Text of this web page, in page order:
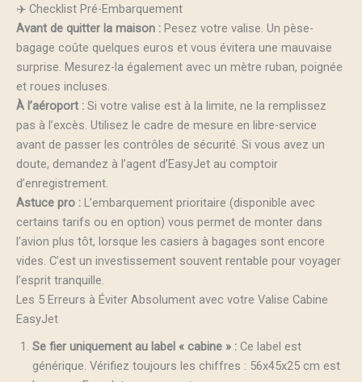
✈️ Checklist Pré-Embarquement
Avant de quitter la maison : Pesez votre valise. Un pèse-
bagage coûte quelques euros et vous évitera une mauvaise
surprise. Mesurez-la également avec un mètre ruban, poignée
et roues incluses.
À l’aéroport : Si votre valise est à la limite, ne la remplissez
pas à l’excès. Utilisez le cadre de mesure en libre-service
avant de passer les contrôles de sécurité. Si vous avez un
doute, demandez à l’agent d’EasyJet au comptoir
d’enregistrement.
Astuce pro : L’embarquement prioritaire (disponible avec
certains tarifs ou en option) vous permet de monter dans
l’avion plus tôt, lorsque les casiers à bagages sont encore
vides. C’est un investissement souvent rentable pour voyager
l’esprit tranquille.
Les 5 Erreurs à Éviter Absolument avec votre Valise Cabine
EasyJet
Se fier uniquement au label « cabine » : Ce label est
générique. Vérifiez toujours les chiffres : 56x45x25 cm est